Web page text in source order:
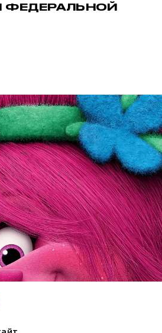
ФЕДЕРАЛЬНОЙ